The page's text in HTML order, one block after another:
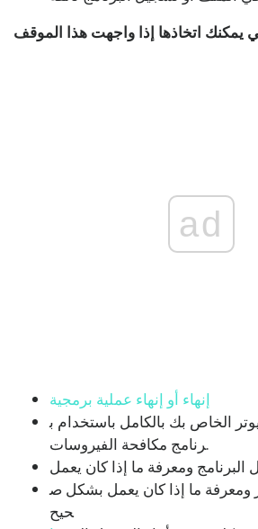
ad
إنهاء أو إنهاء عملية برمجية
الخاص بك بالكامل باستخدام ب
رنامج مكافحة الفيروسات.
البرنامج ومعرفة ما إذا كان يعمل
ومعرفة ما إذا كان يعمل بشكل ص
حيح